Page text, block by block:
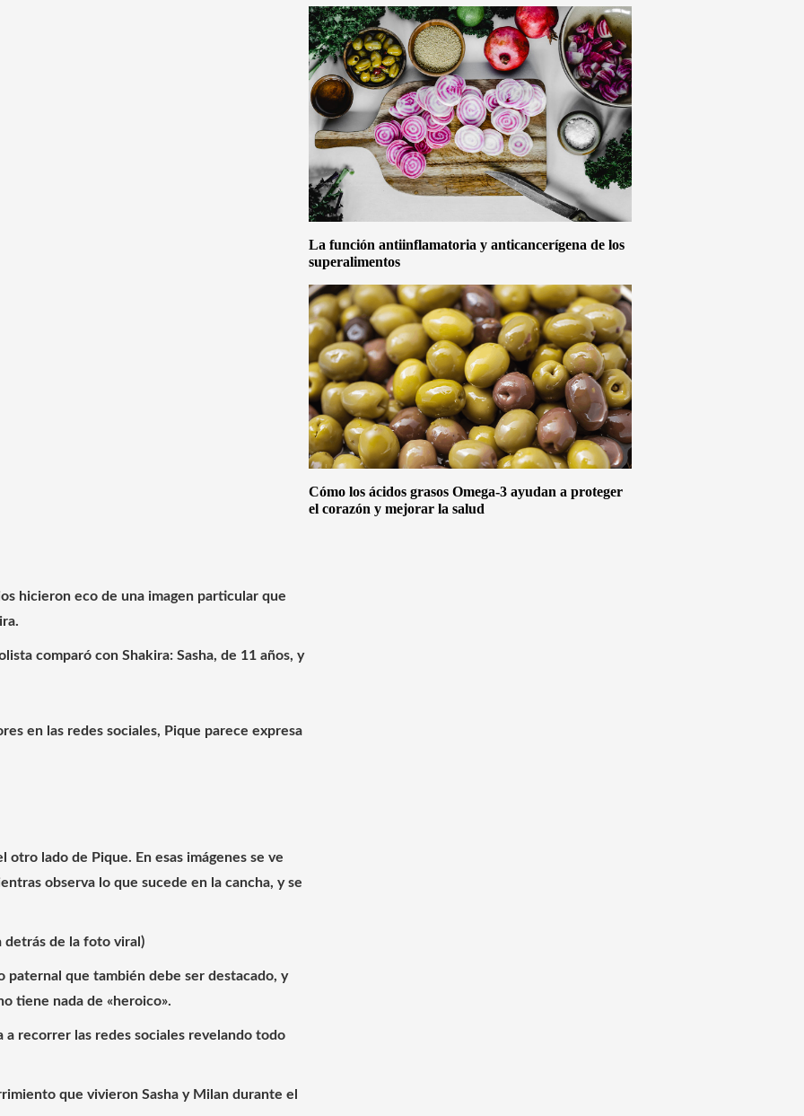
hicieron eco de una imagen particular que
comparó con Shakira: Sasha, de 11 años, y
en las redes sociales, Pique parece expresa
lado de Pique. En esas imágenes se ve
observa lo que sucede en la cancha, y se
detrás de la foto viral)
paternal que también debe ser destacado, y
tiene nada de «heroico».
a recorrer las redes sociales revelando todo
que vivieron Sasha y Milan durante el
La función antiinflamatoria y anticancerígena de los
superalimentos
Cómo los ácidos grasos Omega-3 ayudan a proteger
el corazón y mejorar la salud